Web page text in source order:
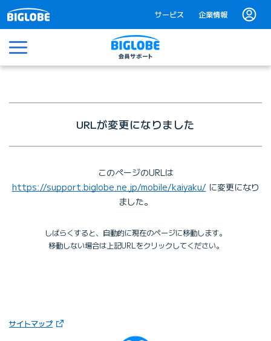
サービス 企業情報
メニュー
URLが変更になりました
このページのURLは
https://support.biglobe.ne.jp/mobile/kaiyaku/に変更になり
ました。
しばらくすると、自動的に現在のページに移動します。
移動しない場合は上記URLをクリックしてください。
サイトマップ（新しいタブで開きます）
びっぷるのページ